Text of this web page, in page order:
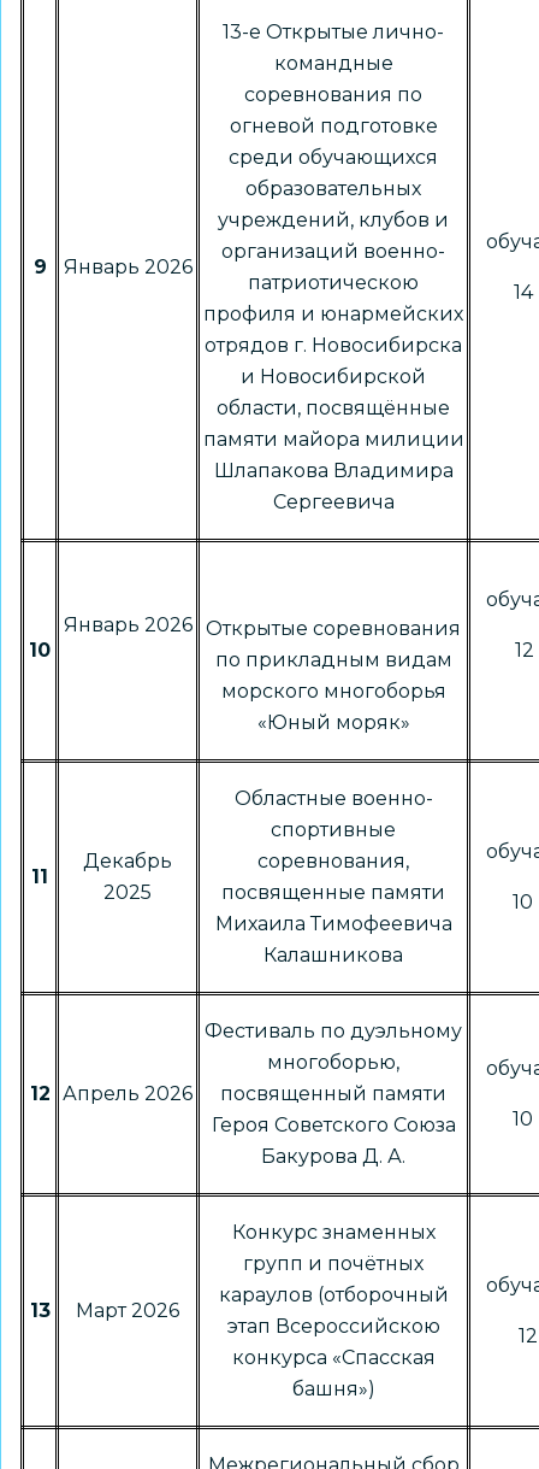
9 Январь 2026
13-е Открытые лично-
командные
соревнования по
огневой подготовке
среди обучающихся
образовательных
учреждений, клубов и
организаций военно-
патриотическою
профиля и юнармейских
отрядов г. Новосибирска
и Новосибирской
области, посвящённые
памяти майора милиции
Шлапакова Владимира
Сергеевича
14
10
Январь 2026
Открытые соревнования
по прикладным видам
морского многоборья
«Юный моряк»
11
Декабрь
2025
Областные военно-
спортивные
соревнования,
посвященные памяти
Михаила Тимофеевича
Калашникова
10
12 Апрель 2026
Фестиваль по дуэльному
многоборью,
посвященный памяти
Героя Советского Союза
Бакурова Д. А.
10
13 Март 2026
Конкурс знаменных
групп и почётных
караулов (отборочный
этап Всероссийскою
конкурса «Спасская
башня»)